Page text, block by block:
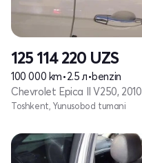
125 114 220 UZS
100 000 km•2.5 л•benzin
Chevrolet Epica II V250, 2010
Toshkent, Yunusobod tumani